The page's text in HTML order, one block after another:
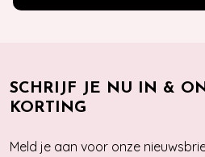
SCHRIJF JE NU IN &
KORTING
Meld je aan voor onze